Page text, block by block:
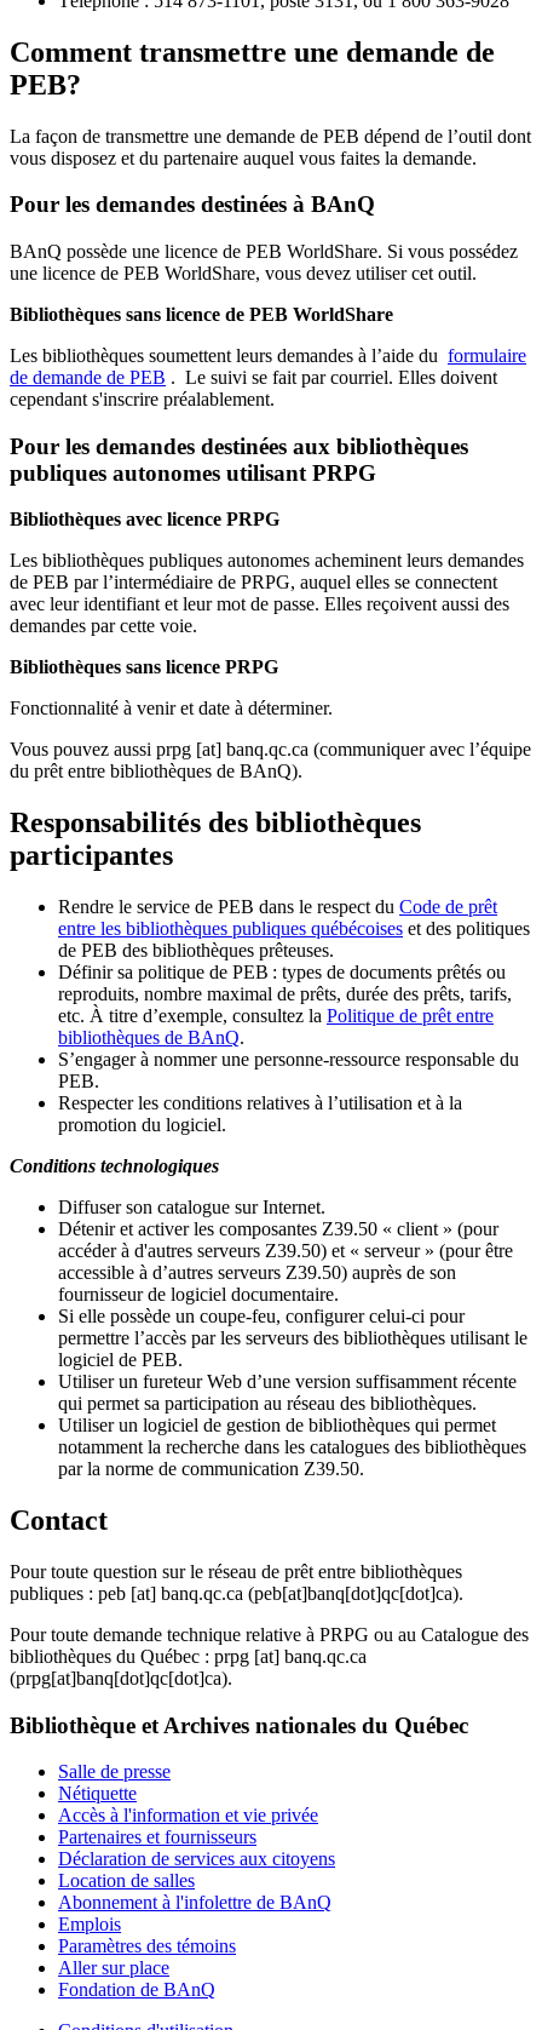
Comment transmettre une demande de
PEB?
La façon de transmettre une demande de PEB dépend de l’outil dont
vous disposez et du partenaire auquel vous faites la demande.
Pour les demandes destinées à BAnQ
BAnQ possède une licence de PEB WorldShare. Si vous possédez
une licence de PEB WorldShare, vous devez utiliser cet outil.
Bibliothèques sans licence de PEB WorldShare
Les bibliothèques soumettent leurs demandes à l’aide du formulaire
de demande de PEB . Le suivi se fait par courriel. Elles doivent
cependant s'inscrire préalablement.
Pour les demandes destinées aux bibliothèques
publiques autonomes utilisant PRPG
Bibliothèques avec licence PRPG
Les bibliothèques publiques autonomes acheminent leurs demandes
de PEB par l’intermédiaire de PRPG, auquel elles se connectent
avec leur identifiant et leur mot de passe. Elles reçoivent aussi des
demandes par cette voie.
Bibliothèques sans licence PRPG
Fonctionnalité à venir et date à déterminer.
Vous pouvez aussi prpg [at] banq.qc.ca (communiquer avec l’équipe
du prêt entre bibliothèques de BAnQ).
Responsabilités des bibliothèques
participantes
Rendre le service de PEB dans le respect du Code de prêt
entre les bibliothèques publiques québécoises et des politiques
de PEB des bibliothèques prêteuses.
Définir sa politique de PEB : types de documents prêtés ou
reproduits, nombre maximal de prêts, durée des prêts, tarifs,
etc. À titre d’exemple, consultez la Politique de prêt entre
bibliothèques de BAnQ.
S’engager à nommer une personne-ressource responsable du
PEB.
Respecter les conditions relatives à l’utilisation et à la
promotion du logiciel.
Conditions technologiques
Diffuser son catalogue sur Internet.
Détenir et activer les composantes Z39.50 « client » (pour
accéder à d'autres serveurs Z39.50) et « serveur » (pour être
accessible à d’autres serveurs Z39.50) auprès de son
fournisseur de logiciel documentaire.
Si elle possède un coupe-feu, configurer celui-ci pour
permettre l’accès par les serveurs des bibliothèques utilisant le
logiciel de PEB.
Utiliser un fureteur Web d’une version suffisamment récente
qui permet sa participation au réseau des bibliothèques.
Utiliser un logiciel de gestion de bibliothèques qui permet
notamment la recherche dans les catalogues des bibliothèques
par la norme de communication Z39.50.
Contact
Pour toute question sur le réseau de prêt entre bibliothèques
publiques : peb [at] banq.qc.ca (peb[at]banq[dot]qc[dot]ca).
Pour toute demande technique relative à PRPG ou au Catalogue des
bibliothèques du Québec : prpg [at] banq.qc.ca
(prpg[at]banq[dot]qc[dot]ca).
Bibliothèque et Archives nationales du Québec
Salle de presse
Nétiquette
Accès à l'information et vie privée
Partenaires et fournisseurs
Déclaration de services aux citoyens
Location de salles
Abonnement à l'infolettre de BAnQ
Emplois
Paramètres des témoins
Aller sur place
Fondation de BAnQ